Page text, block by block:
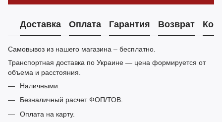
Доставка Оплата Гарантия Возврат
Самовывоз из нашего магазина – бесплатно.
Транспортная доставка по Украине — цена формируется от
объема и расстояния.
Наличными.
Безналичный расчет ФОП/ТОВ.
Оплата на карту.